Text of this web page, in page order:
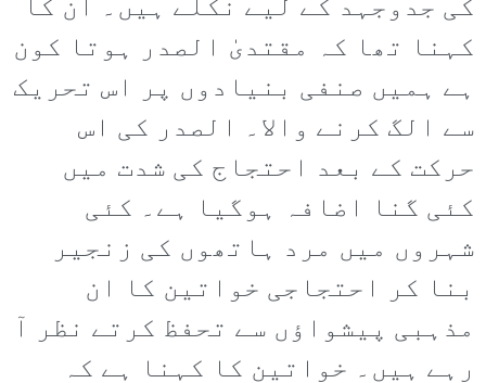
کہنا تھا کہ مقتدیٰ الصدر ہوتا کون
ہے ہمیں صنفی بنیادوں پر اس تحریک
سے الگ کرنے والا۔ الصدر کی اس
حرکت کے بعد احتجاج کی شدت میں
کئی گنا اضافہ ہوگیا ہے۔ کئی
شہروں میں مرد ہاتھوں کی زنجیر
بنا کر احتجاجی خواتین کا ان
مذہبی پیشواؤں سے تحفظ کرتے نظر آ
رہے ہیں۔ خواتین کا کہنا ہے کہ